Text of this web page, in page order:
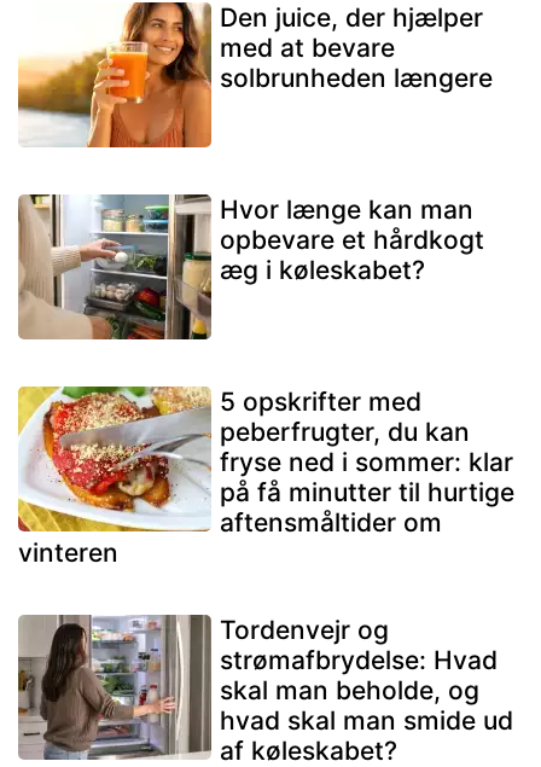
Den juice, der hjælper
med at bevare
solbrunheden længere
Hvor længe kan man
opbevare et hårdkogt
æg i køleskabet?
5 opskrifter med
peberfrugter, du kan
fryse ned i sommer: klar
på få minutter til hurtige
aftensmåltider om
vinteren
Tordenvejr og
strømafbrydelse: Hvad
skal man beholde, og
hvad skal man smide ud
af køleskabet?